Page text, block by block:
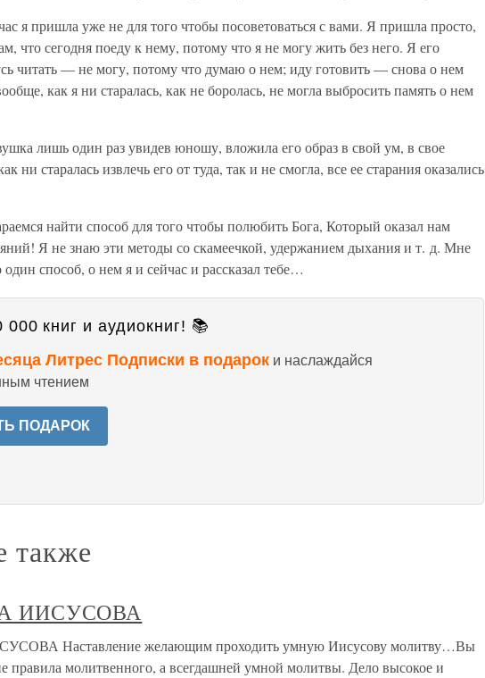
я пришла уже не для того чтобы посоветоваться с вами. Я пришла просто,
что сегодня поеду к нему, потому что я не могу жить без него. Я его
читать — не могу, потому что думаю о нем; иду готовить — снова о нем
как я ни старалась, как не боролась, не могла выбросить память о нем
лишь один раз увидев юношу, вложила его образ в свой ум, в свое
ни старалась извлечь его от туда, так и не смогла, все ее старания оказались
найти способ для того чтобы полюбить Бога, Который оказал нам
Я не знаю эти методы со скамеечкой, удержанием дыхания и т. д. Мне
один способ, о нем я и сейчас и рассказал тебе…
книг и аудиокниг! 📚
Литрес Подписки в подарок и наслаждайся
чтением
ПОДАРОК
также
ИИСУСОВА
Наставление желающим проходить умную Иисусову молитву…Вы
правила молитвенного, а всегдашней умной молитвы. Дело высокое и